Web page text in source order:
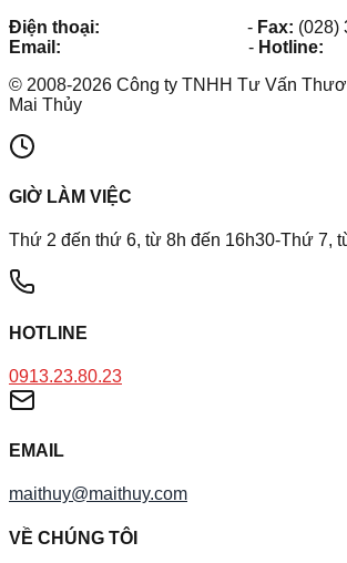
Điện thoại:
- Fax: (028)
Email:
- Hotline:
© 2008-2026 Công ty TNHH Tư Vấn
Mai Thủy
GIỜ LÀM VIỆC
Thứ 2 đến thứ 6, từ 8h đến 16h30-Thứ 7,
HOTLINE
0913.23.80.23
EMAIL
maithuy@maithuy.com
VỀ CHÚNG TÔI